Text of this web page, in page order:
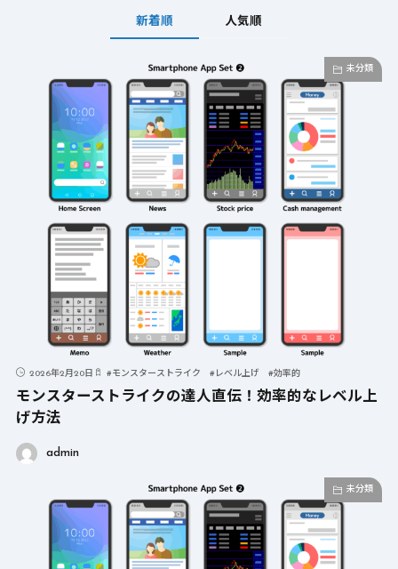
新着順 人気順
未分類
2026年2月20日 #モンスターストライク #レベル上げ #効率的
モンスターストライクの達人直伝！効率的なレベル上
げ方法
admin
未分類